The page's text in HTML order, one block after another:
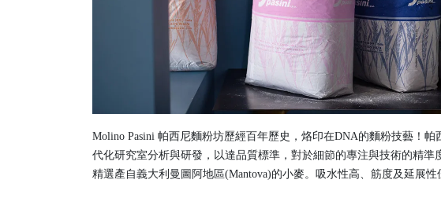
Molino Pasini 帕西尼麵粉坊歷經百年歷史，烙印在DNA的麵粉技藝！
代化研究室分析與研發，以達品質標準，對於細節的專注與技術的精準
精選產自義大利曼圖阿地區(Mantova)的小麥。吸水性高、筋度及延展